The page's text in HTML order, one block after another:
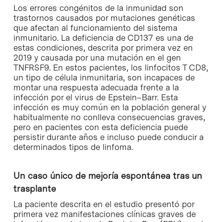
Los errores congénitos de la inmunidad son
trastornos causados por mutaciones genéticas
que afectan al funcionamiento del sistema
inmunitario. La deficiencia de CD137 es una de
estas condiciones, descrita por primera vez en
2019 y causada por una mutación en el gen
TNFRSF9. En estos pacientes, los linfocitos T CD8,
un tipo de célula inmunitaria, son incapaces de
montar una respuesta adecuada frente a la
infección por el virus de Epstein–Barr. Esta
infección es muy común en la población general y
habitualmente no conlleva consecuencias graves,
pero en pacientes con esta deficiencia puede
persistir durante años e incluso puede conducir a
determinados tipos de linfoma.
Un caso único de mejoría espontánea tras un
trasplante
La paciente descrita en el estudio presentó por
primera vez manifestaciones clínicas graves de